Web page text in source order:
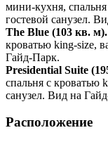
мини-кухня,
гостевой санузел.
The Blue (103 кв. м).
кроватью king-size,
Гайд-Парк.
Presidential Suite
спальня с кроватью
санузел. Вид на
Расположение